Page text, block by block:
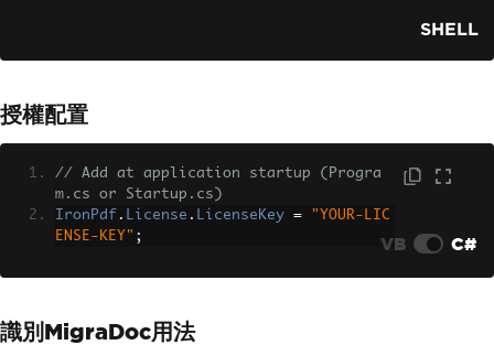
SHELL
授權配置
// Add at application startup (Progra
m.cs or Startup.cs)
IronPdf . License . LicenseKey =
"YOUR-LIC
ENSE-KEY" ; VB C#
識別MigraDoc用法